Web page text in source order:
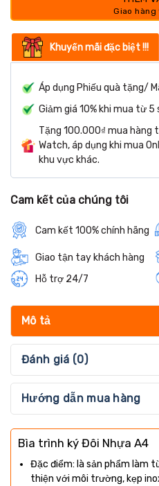
Khuyến mãi đặc biệt !!!
Áp dụng Phiếu quà tặng/
Giảm giá 10% khi mua từ
Tặng 100.000₫ mua hàng
Watch, áp dụng khi mua
khu vực khác.
Cam kết của chúng tôi
Cam kết 100% chính hãng
Giao tận tay khách hàng
Hỗ trợ 24/7
Mô tả
Đánh giá (0)
Hướng dẫn mua hàng
Bìa trình ký Đôi Nhựa A4
Đặc điểm: là sản phẩm làm
thiện với môi trường, kẹp